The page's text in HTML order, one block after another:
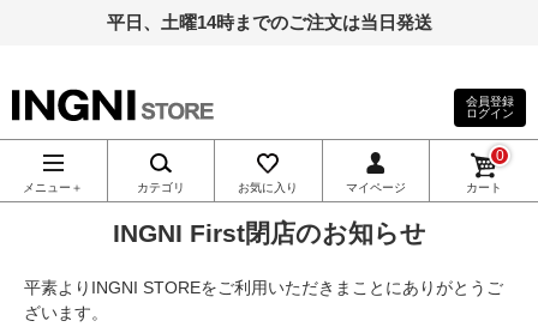
平日、土曜14時までのご注文は当日発送
INGNI（イン
グ）公式通
販｜INGNI
STORE
会員登録
ログイン
メニュー＋ カテゴリ お気に入り マイページ カート
0
INGNI First閉店のお知らせ
平素よりINGNI STOREをご利用いただきまことにありがとうご
ざいます。